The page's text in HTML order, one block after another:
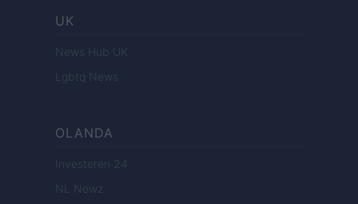
UK
News Hub UK
Lgbtq News
OLANDA
Investeren 24
NL Newz